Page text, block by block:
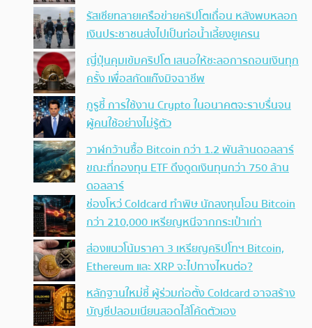
รัสเซียทลายเครือข่ายคริปโตเถื่อน หลังพบหลอก
เงินประชาชนส่งไปเป็นท่อน้ำเลี้ยงยูเครน
ญี่ปุ่นคุมเข้มคริปโต เสนอให้ชะลอการถอนเงินทุก
ครั้ง เพื่อสกัดแก๊งมิจฉาชีพ
กูรูชี้ การใช้งาน Crypto ในอนาคตจะราบรื่นจน
ผู้คนใช้อย่างไม่รู้ตัว
วาฬกว้านซื้อ Bitcoin กว่า 1.2 พันล้านดอลลาร์
ขณะที่กองทุน ETF ดึงดูดเงินทุนกว่า 750 ล้าน
ดอลลาร์
ช่องโหว่ Coldcard ทำพิษ นักลงทุนโอน Bitcoin
กว่า 210,000 เหรียญหนีจากกระเป๋าเก่า
ส่องแนวโน้มราคา 3 เหรียญคริปโทฯ Bitcoin,
Ethereum และ XRP จะไปทางไหนต่อ?
หลักฐานใหม่ชี้ ผู้ร่วมก่อตั้ง Coldcard อาจสร้าง
บัญชีปลอมเนียนสอดไส้โค้ดตัวเอง